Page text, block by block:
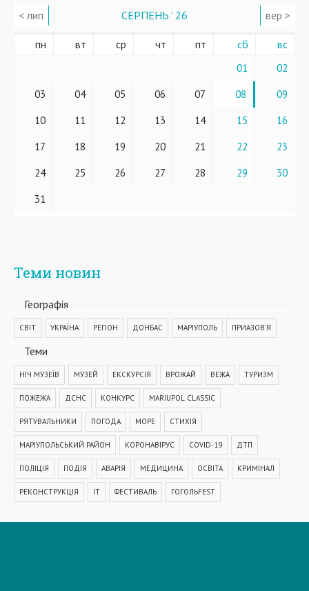
< лип СЕРПЕНЬ ' 26 вер >
пн вт ср чт пт сб вс
01
02
03
04 05 06 07 08
09
10
11 12 13 14 15
16
17
18 19 20 21 22
23
24
25 26 27 28 29
30
31
Теми новин
Географiя
СВІТ УКРАЇНА РЕГІОН ДОНБАС МАРІУПОЛЬ ПРИАЗОВ'Я
Теми
НІЧ МУЗЕЇВ МУЗЕЙ ЕКСКУРСІЯ ВРОЖАЙ ВЕЖА ТУРИЗМ
ПОЖЕЖА ДСНС КОНКУРС MARIUPOL CLASSIC
РЯТУВАЛЬНИКИ ПОГОДА МОРЕ СТИХІЯ
МАРІУПОЛЬСЬКИЙ РАЙОН КОРОНАВІРУС COVID-19 ДТП
ПОЛІЦІЯ ПОДІЯ АВАРІЯ МЕДИЦИНА ОСВІТА КРИМІНАЛ
РЕКОНСТРУКЦІЯ IT ФЕСТИВАЛЬ ГОГОЛЬFEST